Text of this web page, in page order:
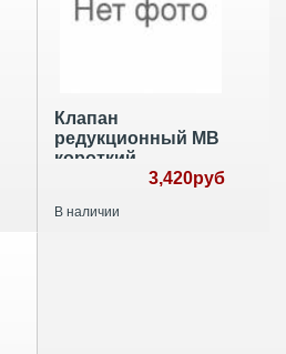
Клапан
редукционный MB
короткий
3,420руб
В наличии